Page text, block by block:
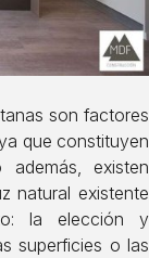
son factores
que constituyen
existen
natural existente
la elección y
superficies o las